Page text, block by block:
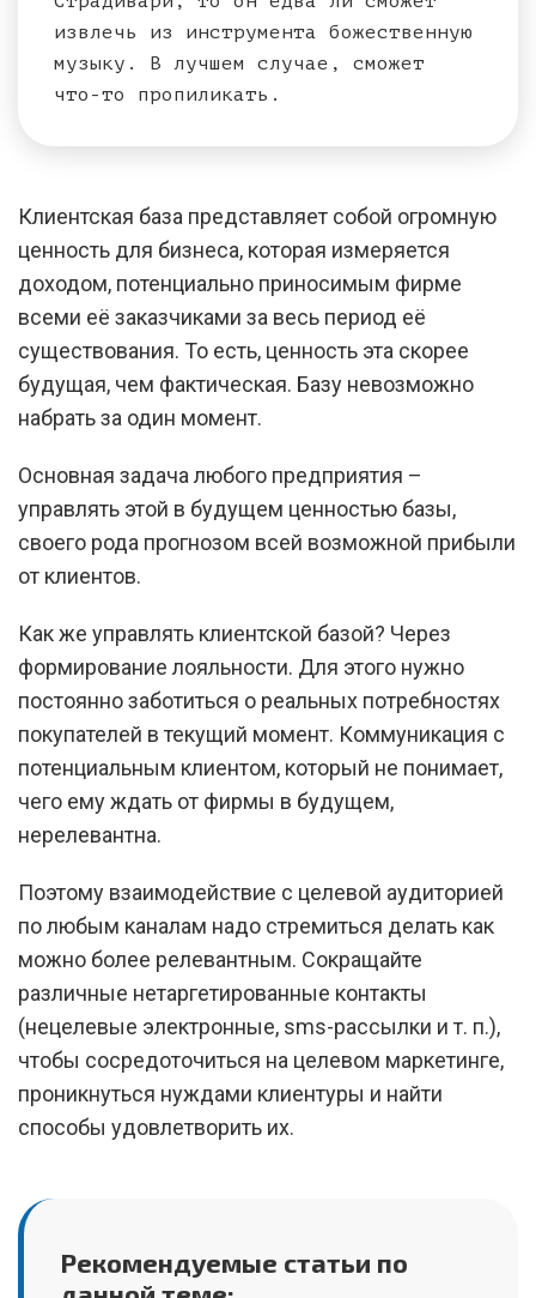
извлечь из инструмента божественную
музыку. В лучшем случае, сможет
что-то пропиликать.
Клиентская база представляет собой огромную
ценность для бизнеса, которая измеряется
доходом, потенциально приносимым фирме
всеми её заказчиками за весь период её
существования. То есть, ценность эта скорее
будущая, чем фактическая. Базу невозможно
набрать за один момент.
Основная задача любого предприятия –
управлять этой в будущем ценностью базы,
своего рода прогнозом всей возможной прибыли
от клиентов.
Как же управлять клиентской базой? Через
формирование лояльности. Для этого нужно
постоянно заботиться о реальных потребностях
покупателей в текущий момент. Коммуникация с
потенциальным клиентом, который не понимает,
чего ему ждать от фирмы в будущем,
нерелевантна.
Поэтому взаимодействие с целевой аудиторией
по любым каналам надо стремиться делать как
можно более релевантным. Сокращайте
различные нетаргетированные контакты
(нецелевые электронные, sms-рассылки и т. п.),
чтобы сосредоточиться на целевом маркетинге,
проникнуться нуждами клиентуры и найти
способы удовлетворить их.
Рекомендуемые статьи по